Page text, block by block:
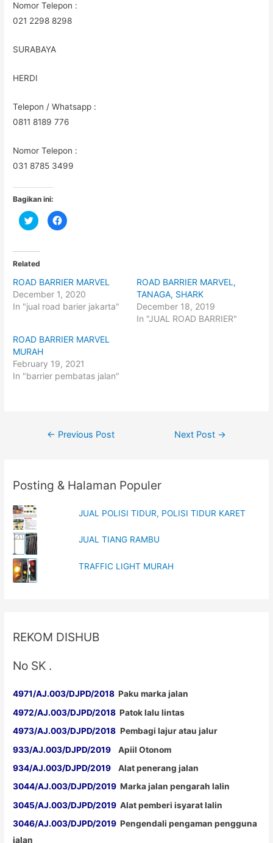
Nomor Telepon :
021 2298 8298
SURABAYA
HERDI
Telepon / Whatsapp :
0811 8189 776
Nomor Telepon :
031 8785 3499
Bagikan ini:
C
l
t
o
s
h
a
r
e
o
i
t
t
e
r
(
O
o
w
C
l
h
a
r
e
o
c
e
o
k
(
n
n
o
Related
ROAD BARRIER MARVEL
December 1, 2020
In "jual road barier jakarta"
ROAD BARRIER MARVEL,
TANAGA, SHARK
December 18, 2019
In "JUAL ROAD BARRIER"
ROAD BARRIER MARVEL
MURAH
February 19, 2021
In "barrier pembatas jalan"
Post
← Previous Post Next Post →
Posting & Halaman Populer
JUAL POLISI TIDUR, POLISI TIDUR KARET
JUAL TIANG RAMBU
TRAFFIC LIGHT MURAH
REKOM DISHUB
No SK .
4971/AJ.003/DJPD/2018 Paku marka jalan
4972/AJ.003/DJPD/2018 Patok lalu lintas
4973/AJ.003/DJPD/2018 Pembagi lajur atau jalur
933/AJ.003/DJPD/2019 Apiil Otonom
934/AJ.003/DJPD/2019 Alat penerang jalan
3044/AJ.003/DJPD/2019 Marka jalan pengarah lalin
3045/AJ.003/DJPD/2019 Alat pemberi isyarat lalin
3046/AJ.003/DJPD/2019 Pengendali pengaman pengguna
jalan